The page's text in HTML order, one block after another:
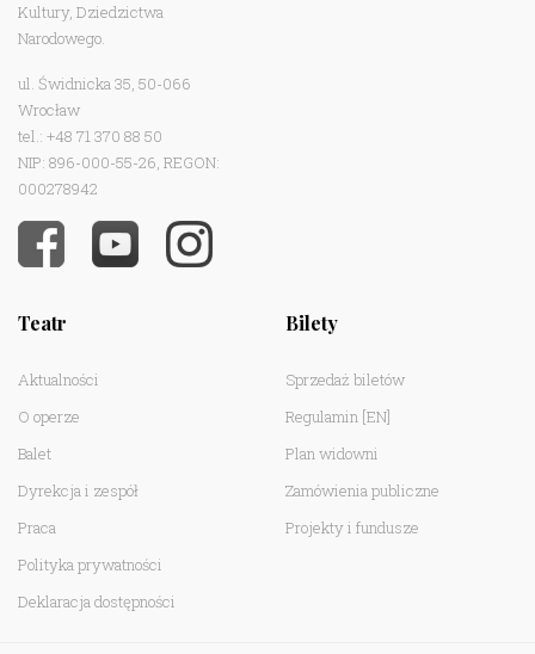
Kultury, Dziedzictwa
Narodowego.
ul. Świdnicka 35, 50-066
Wrocław
tel.: +48 71 370 88 50
NIP: 896-000-55-26, REGON:
000278942
Teatr
Aktualności
O operze
Balet
Dyrekcja i zespół
Praca
Polityka prywatności
Deklaracja dostępności
Bilety
Sprzedaż biletów
Regulamin [EN]
Plan widowni
Zamówienia publiczne
Projekty i fundusze